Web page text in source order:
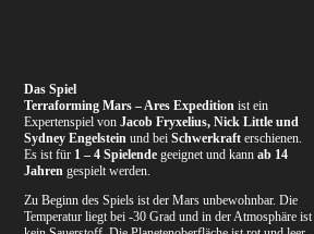
Das Spiel
Terraforming Mars – Ares Expeditionist ein
Expertenspiel von Jacob Fryxelius, Nick Little und
Sydney Engelstein und beiSchwerkraft erschienen.
Es ist für 1 – 4 Spielende geeignet und kannab 14
Jahren gespielt werden.
Zu Beginn des Spiels ist der Mars unbewohnbar. Die
Temperatur liegt bei -30 Grad und in der Atmosphäre ist